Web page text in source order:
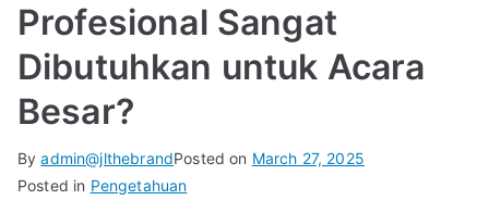
Profesional Sangat
Dibutuhkan untuk Acara
Besar?
Byadmin@jlthebrandPosted on March 27, 2025
Posted in Pengetahuan